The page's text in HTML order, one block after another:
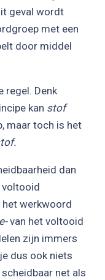
geval wordt
met een
door middel
regel. Denk
kan stof
maar toch is het
dan
voltooid
het werkwoord
van het voltooid
zijn immers
dus ook niets
net als